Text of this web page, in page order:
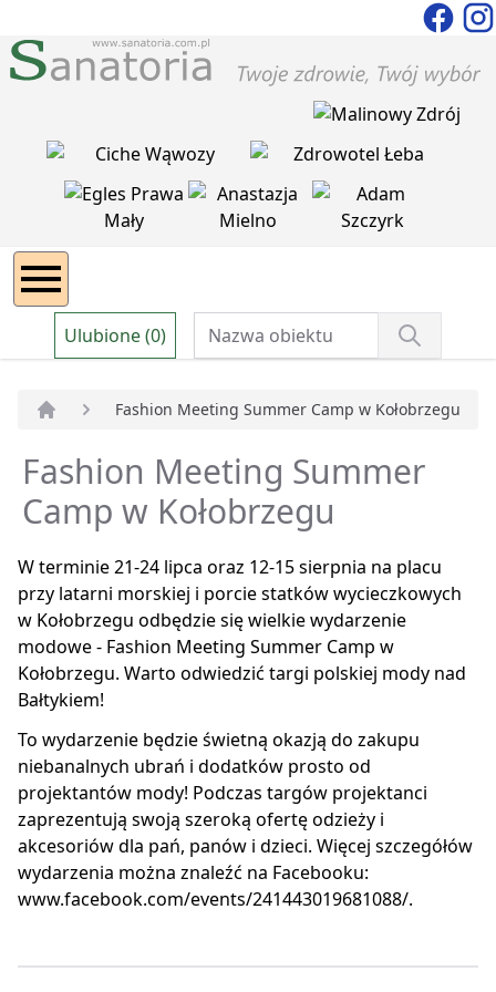
Ulubione (0)
Fashion Meeting Summer Camp w Kołobrzegu
Fashion Meeting Summer
Camp w Kołobrzegu
W terminie 21-24 lipca oraz 12-15 sierpnia na placu
przy latarni morskiej i porcie statków wycieczkowych
w Kołobrzegu odbędzie się wielkie wydarzenie
modowe - Fashion Meeting Summer Camp w
Kołobrzegu. Warto odwiedzić targi polskiej mody nad
Bałtykiem!
To wydarzenie będzie świetną okazją do zakupu
niebanalnych ubrań i dodatków prosto od
projektantów mody! Podczas targów projektanci
zaprezentują swoją szeroką ofertę odzieży i
akcesoriów dla pań, panów i dzieci. Więcej szczegółów
wydarzenia można znaleźć na Facebooku:
www.facebook.com/events/241443019681088/.